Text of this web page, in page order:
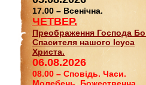
17.00 – Всенічна.
ЧЕТВЕР.
Преображення Господа
Спасителя нашого Ісуса
Христа.
06.08.2026
08.00 – Сповідь. Часи.